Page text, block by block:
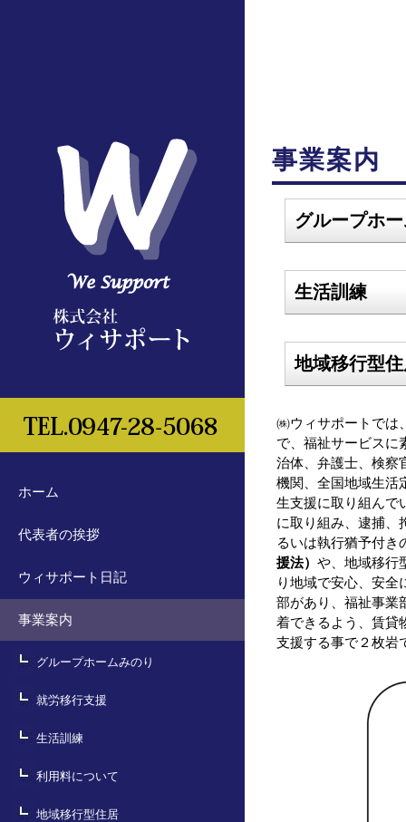
事業案内
グループホ
生活訓練
地域移行型
㈱ウィサポートでは
で、福祉サービスに
治体、弁護士、検察
機関、全国地域生活
生支援に取り組んで
に取り組み、逮捕、
るいは執行猶予付き
援法） や、地域移行
り地域で安心、安
部があり、福祉事業
着できるよう、賃貸
支援する事で２枚岩
ホーム
代表者の挨拶
ウィサポート日記
事業案内
グループホームみのり
就労移行支援
生活訓練
利用料について
地域移行型住居